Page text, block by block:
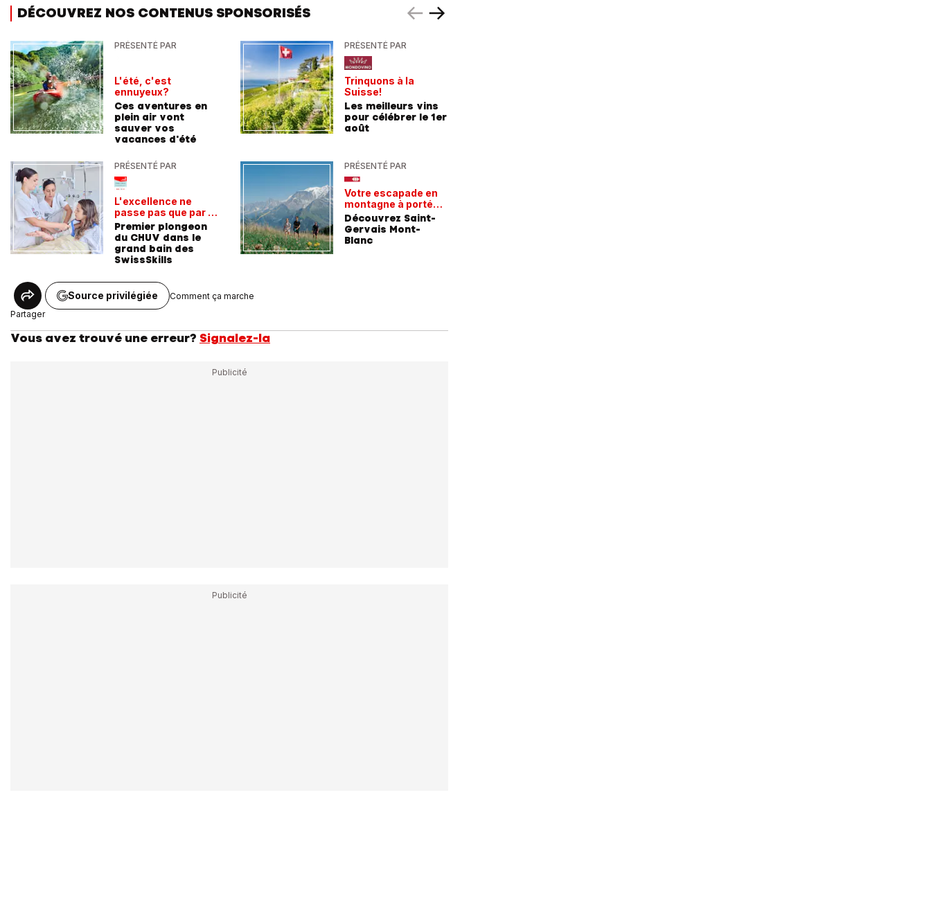
DÉCOUVREZ NOS CONTENUS SPONSORISÉS
PRÉSENTÉ PAR
L'été, c'est
ennuyeux?
Ces aventures en
plein air vont
sauver vos
vacances d'été
PRÉSENTÉ PAR
L'excellence ne
passe pas que par la
voie académique
Premier plongeon
du CHUV dans le
grand bain des
SwissSkills
PRÉSENTÉ PAR
Trinquons à la
Suisse!
Les meilleurs vins
pour célébrer le 1er
août
PRÉSENTÉ PAR
Votre escapade en
montagne à portée
de train
Découvrez Saint-
Gervais Mont-
Blanc
Partager
Source privilégiée Comment ça marche
Vous avez trouvé une erreur? Signalez-la